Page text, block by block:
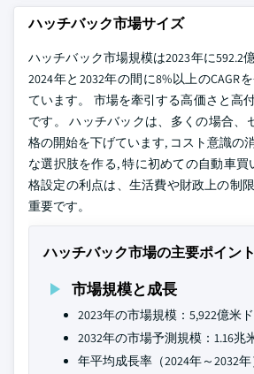
ハッチバック市場サイズ
ハッチバック市場規模は2023年に592.2
2024年と2032年の間に8%以上のCAGR
ています。 市場を牽引する高価さと高
です。 ハッチバックは、多くの場合、
格の開始を下げています, コスト意識の
な選択肢を作る, 特に初めての自動車買
格設定の利点は、生活費や財政上の制
重要です。
ハッチバック市場の主要ポイント
市場規模と成長
2023年の市場規模：5,922億米
2032年の市場予測規模：1.16兆
年平均成長率（2024年～2032